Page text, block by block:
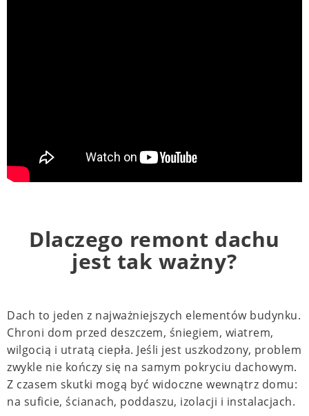
Dlaczego remont dachu
jest tak ważny?
Dach to jeden z najważniejszych elementów budynku.
Chroni dom przed deszczem, śniegiem, wiatrem,
wilgocią i utratą ciepła. Jeśli jest uszkodzony, problem
zwykle nie kończy się na samym pokryciu dachowym.
Z czasem skutki mogą być widoczne wewnątrz domu:
na suficie, ścianach, poddaszu, izolacji i instalacjach.